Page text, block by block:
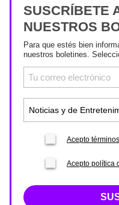
SUSCRÍBETE
NUESTROS
Para que estés bien
nuestros boletines.
Acepto
Acepto política